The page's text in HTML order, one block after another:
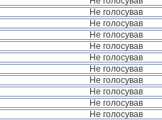
Не голосував
Не голосував
Не голосував
Не голосував
Не голосував
Не голосував
Не голосував
Не голосував
Не голосував
Не голосував